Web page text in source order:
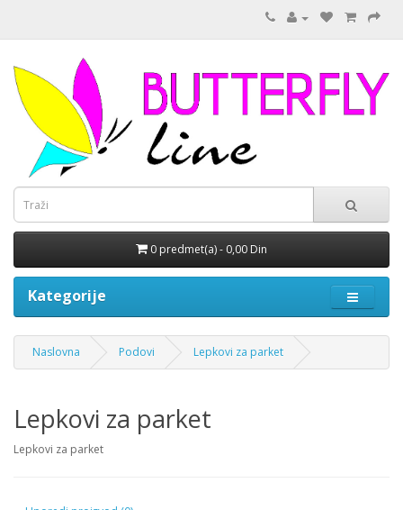
0 predmet(a) - 0,00 Din
Kategorije
Naslovna Podovi Lepkovi za parket
Lepkovi za parket
Lepkovi za parket